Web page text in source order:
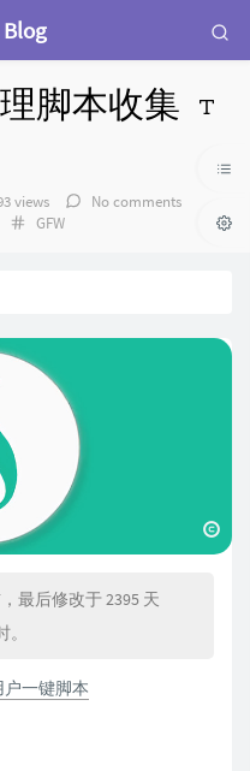
脚本收集
views
No comments
Categories：
GFW
最后修改于 2395 天
户一键脚本